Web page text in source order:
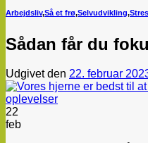
Arbejdsliv,Så et frø,Selvudvikling,
Sådan får du
Udgivet den 22. februar
22
feb